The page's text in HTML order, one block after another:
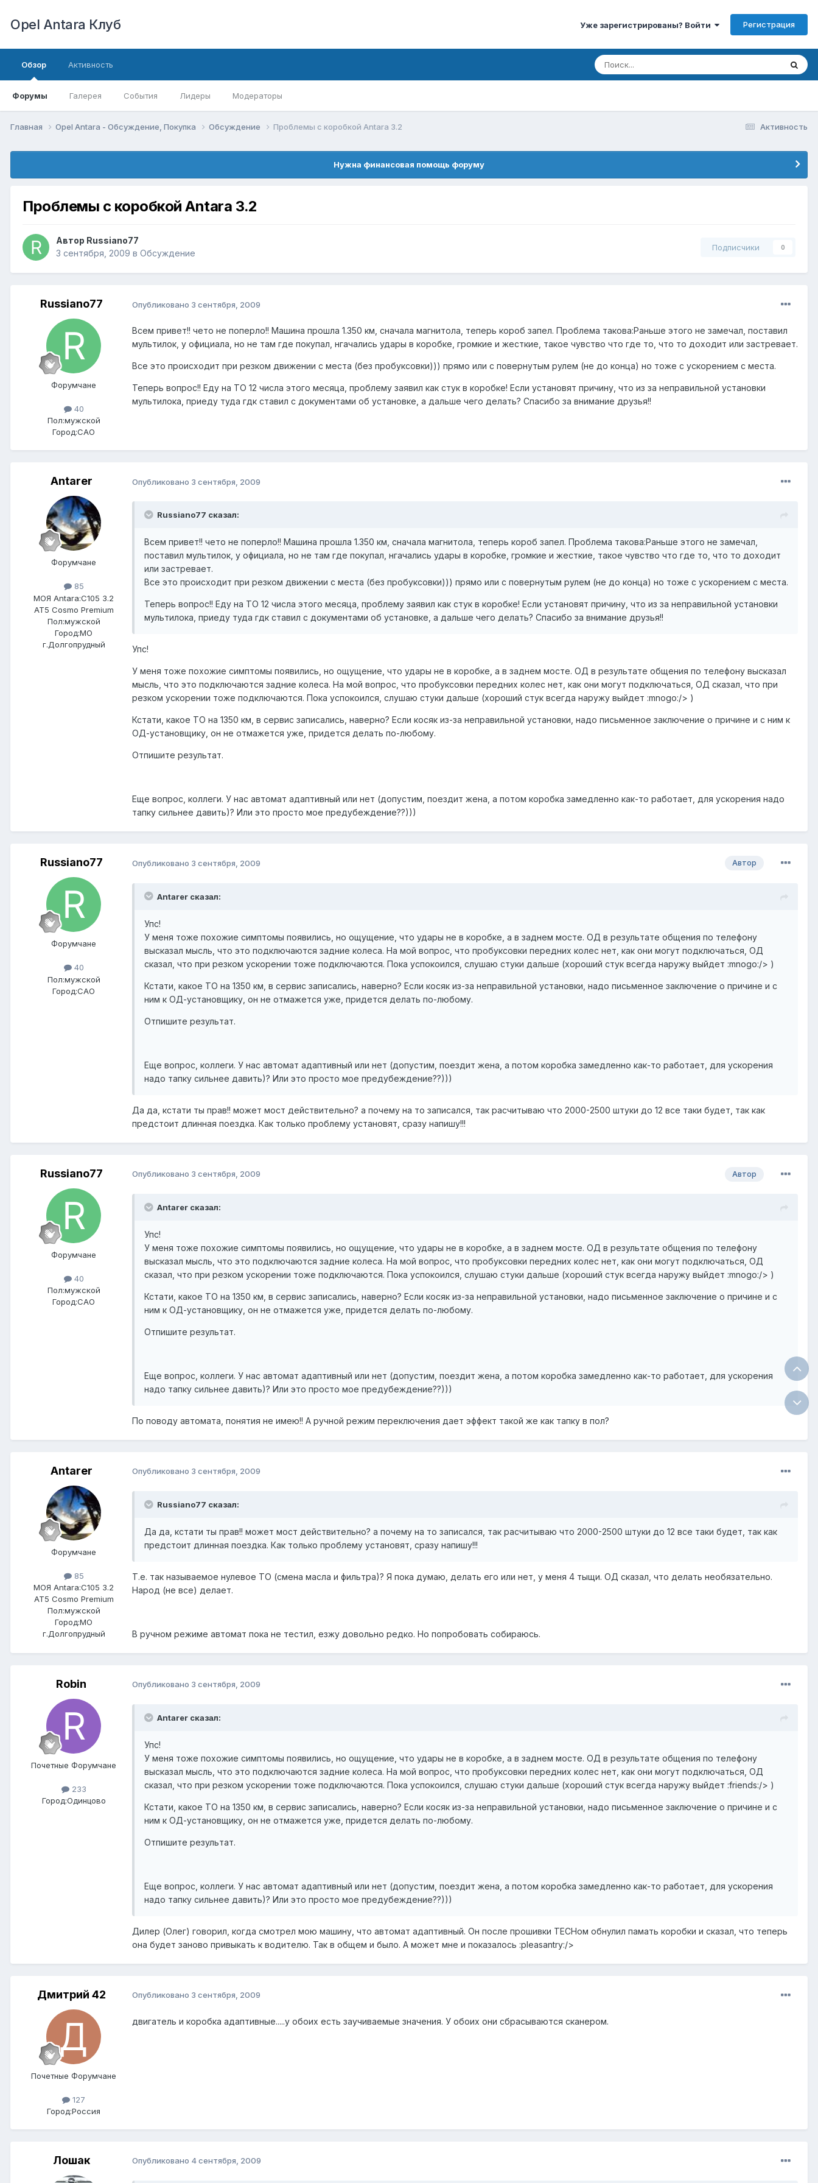
Opel Antara Клуб Уже зарегистрированы? Войти Регистрация
Обзор
Форумы Галерея События Лидеры Модераторы
Активность
Активность
Главная Opel Antara - Обсуждение, Покупка Обсуждение Проблемы с коробкой Antara 3.2
Нужна финансовая помощь форуму
Проблемы с коробкой Antara 3.2
Автор Russiano77
3 сентября, 2009 в Обсуждение
Подписчики 0
Russiano77
Форумчане
40
Пол:мужской
Город:САО
Опубликовано 3 сентября, 2009
Всем привет!! чето не поперло!! Машина прошла 1.350 км, сначала магнитола, теперь короб запел. Проблема такова:Раньше этого не замечал, поставил
мультилок, у официала, но не там где покупал, нгачались удары в коробке, громкие и жесткие, такое чувство что где то, что то доходит или застревает.
Все это происходит при резком движении с места (без пробуксовки))) прямо или с повернутым рулем (не до конца) но тоже с ускорением с места.
Теперь вопрос!! Еду на ТО 12 числа этого месяца, проблему заявил как стук в коробке! Если установят причину, что из за неправильной установки
мультилока, приеду туда гдк ставил с документами об установке, а дальше чего делать? Спасибо за внимание друзья!!
Antarer
Форумчане
85
МОЯ Antara:C105 3.2
AT5 Cosmo Premium
Пол:мужской
Город:МО
г.Долгопрудный
Опубликовано 3 сентября, 2009
Russiano77 сказал:
Всем привет!! чето не поперло!! Машина прошла 1.350 км, сначала магнитола, теперь короб запел. Проблема такова:Раньше этого не замечал,
поставил мультилок, у официала, но не там где покупал, нгачались удары в коробке, громкие и жесткие, такое чувство что где то, что то доходит
или застревает.
Все это происходит при резком движении с места (без пробуксовки))) прямо или с повернутым рулем (не до конца) но тоже с ускорением с места.
Теперь вопрос!! Еду на ТО 12 числа этого месяца, проблему заявил как стук в коробке! Если установят причину, что из за неправильной установки
мультилока, приеду туда гдк ставил с документами об установке, а дальше чего делать? Спасибо за внимание друзья!!
Упс!
У меня тоже похожие симптомы появились, но ощущение, что удары не в коробке, а в заднем мосте. ОД в результате общения по телефону высказал
мысль, что это подключаются задние колеса. На мой вопрос, что пробуксовки передних колес нет, как они могут подключаться, ОД сказал, что при
резком ускорении тоже подключаются. Пока успокоился, слушаю стуки дальше (хороший стук всегда наружу выйдет :mnogo:/> )
Кстати, какое ТО на 1350 км, в сервис записались, наверно? Если косяк из-за неправильной установки, надо письменное заключение о причине и с ним к
ОД-установщику, он не отмажется уже, придется делать по-любому.
Отпишите результат.
Еще вопрос, коллеги. У нас автомат адаптивный или нет (допустим, поездит жена, а потом коробка замедленно как-то работает, для ускорения надо
тапку сильнее давить)? Или это просто мое предубеждение??)))
Russiano77
Форумчане
40
Пол:мужской
Город:САО
Автор
Опубликовано 3 сентября, 2009
Antarer сказал:
Упс!
У меня тоже похожие симптомы появились, но ощущение, что удары не в коробке, а в заднем мосте. ОД в результате общения по телефону
высказал мысль, что это подключаются задние колеса. На мой вопрос, что пробуксовки передних колес нет, как они могут подключаться, ОД
сказал, что при резком ускорении тоже подключаются. Пока успокоился, слушаю стуки дальше (хороший стук всегда наружу выйдет :mnogo:/> )
Кстати, какое ТО на 1350 км, в сервис записались, наверно? Если косяк из-за неправильной установки, надо письменное заключение о причине и с
ним к ОД-установщику, он не отмажется уже, придется делать по-любому.
Отпишите результат.
Еще вопрос, коллеги. У нас автомат адаптивный или нет (допустим, поездит жена, а потом коробка замедленно как-то работает, для ускорения
надо тапку сильнее давить)? Или это просто мое предубеждение??)))
Да да, кстати ты прав!! может мост действительно? а почему на то записался, так расчитываю что 2000-2500 штуки до 12 все таки будет, так как
предстоит длинная поездка. Как только проблему установят, сразу напишу!!!
Russiano77
Форумчане
40
Пол:мужской
Город:САО
Автор
Опубликовано 3 сентября, 2009
Antarer сказал:
Упс!
У меня тоже похожие симптомы появились, но ощущение, что удары не в коробке, а в заднем мосте. ОД в результате общения по телефону
высказал мысль, что это подключаются задние колеса. На мой вопрос, что пробуксовки передних колес нет, как они могут подключаться, ОД
сказал, что при резком ускорении тоже подключаются. Пока успокоился, слушаю стуки дальше (хороший стук всегда наружу выйдет :mnogo:/> )
Кстати, какое ТО на 1350 км, в сервис записались, наверно? Если косяк из-за неправильной установки, надо письменное заключение о причине и с
ним к ОД-установщику, он не отмажется уже, придется делать по-любому.
Отпишите результат.
Еще вопрос, коллеги. У нас автомат адаптивный или нет (допустим, поездит жена, а потом коробка замедленно как-то работает, для ускорения
надо тапку сильнее давить)? Или это просто мое предубеждение??)))
По поводу автомата, понятия не имею!! А ручной режим переключения дает эффект такой же как тапку в пол?
Antarer
Форумчане
85
МОЯ Antara:C105 3.2
AT5 Cosmo Premium
Пол:мужской
Город:МО
г.Долгопрудный
Опубликовано 3 сентября, 2009
Russiano77 сказал:
Да да, кстати ты прав!! может мост действительно? а почему на то записался, так расчитываю что 2000-2500 штуки до 12 все таки будет, так как
предстоит длинная поездка. Как только проблему установят, сразу напишу!!!
Т.е. так называемое нулевое ТО (смена масла и фильтра)? Я пока думаю, делать его или нет, у меня 4 тыщи. ОД сказал, что делать необязательно.
Народ (не все) делает.
В ручном режиме автомат пока не тестил, езжу довольно редко. Но попробовать собираюсь.
Robin
Почетные Форумчане
233
Город:Одинцово
Опубликовано 3 сентября, 2009
Antarer сказал:
Упс!
У меня тоже похожие симптомы появились, но ощущение, что удары не в коробке, а в заднем мосте. ОД в результате общения по телефону
высказал мысль, что это подключаются задние колеса. На мой вопрос, что пробуксовки передних колес нет, как они могут подключаться, ОД
сказал, что при резком ускорении тоже подключаются. Пока успокоился, слушаю стуки дальше (хороший стук всегда наружу выйдет :friends:/> )
Кстати, какое ТО на 1350 км, в сервис записались, наверно? Если косяк из-за неправильной установки, надо письменное заключение о причине и с
ним к ОД-установщику, он не отмажется уже, придется делать по-любому.
Отпишите результат.
Еще вопрос, коллеги. У нас автомат адаптивный или нет (допустим, поездит жена, а потом коробка замедленно как-то работает, для ускорения
надо тапку сильнее давить)? Или это просто мое предубеждение??)))
Дилер (Олег) говорил, когда смотрел мою машину, что автомат адаптивный. Он после прошивки ТЕСНом обнулил памать коробки и сказал, что теперь
она будет заново привыкать к водителю. Так в общем и было. А может мне и показалось :pleasantry:/>
Дмитрий 42
Почетные Форумчане
127
Город:Россия
Опубликовано 3 сентября, 2009
двигатель и коробка адаптивные.....у обоих есть заучиваемые значения. У обоих они сбрасываются сканером.
Лошак Опубликовано 4 сентября, 2009